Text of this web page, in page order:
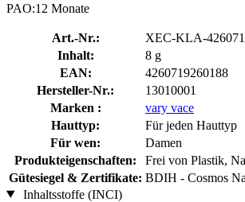
PAO:12 Monate
Art.-Nr.:
XEC-KLA-
Inhalt:
8 g
EAN:
4260719260188
Hersteller-Nr.:
13010001
Marken :
vary vace
Hauttyp:
Für jeden Hauttyp
Für wen:
Damen
Produkteigenschaften:
Frei von Plastik,
Gütesiegel & Zertifikate: BDIH - Cosmos
Inhaltsstoffe (INCI)